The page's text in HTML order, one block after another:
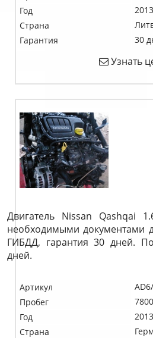
Год
2013
Страна
Гарантия
30
Узнать
Двигатель Nissan Qashqai
необходимыми документами
ГИБДД, гарантия 30 дней.
дней.
Артикул
Пробег
Год
2013
Страна